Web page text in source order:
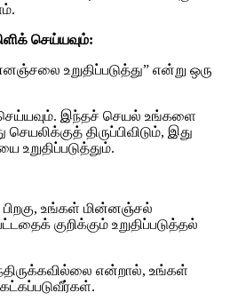
செய்யவும்:
உறுதிப்படுத்து” என்று ஒரு
இந்தச் செயல் உங்களை
திருப்பிவிடும், இது
உங்கள் மின்னஞ்சல்
குறிக்கும் உறுதிப்படுத்தல்
என்றால், உங்கள்